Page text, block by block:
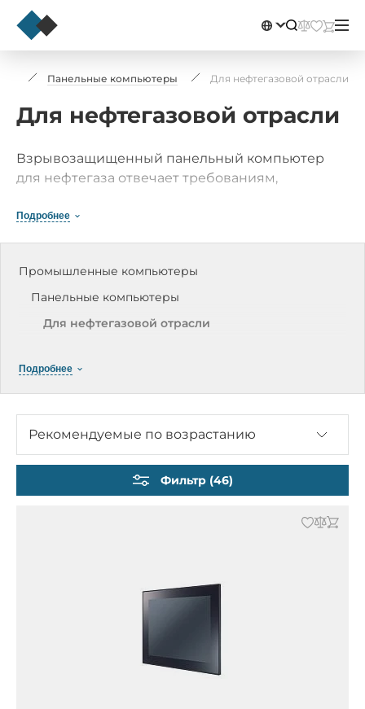
Панельные компьютеры Для нефтегазовой отрасли
Для нефтегазовой отрасли
Взрывозащищенный панельный компьютер
для нефтегаза отвечает требованиям,
C1D2 и IECEx (для эксплуатации во
уверенностью гарантируем безопасную
эксплуатацию каждого панельного компьютера
для нефтегазовой отрасли из нашего каталога.
Подробнее
Промышленные компьютеры
Панельные компьютеры
Для нефтегазовой отрасли
Безвентиляторные
На базе Vortex
Защищенные по IP66-69
Для морского применения
Подробнее
Рекомендуемые по возрастанию
Фильтр (46)